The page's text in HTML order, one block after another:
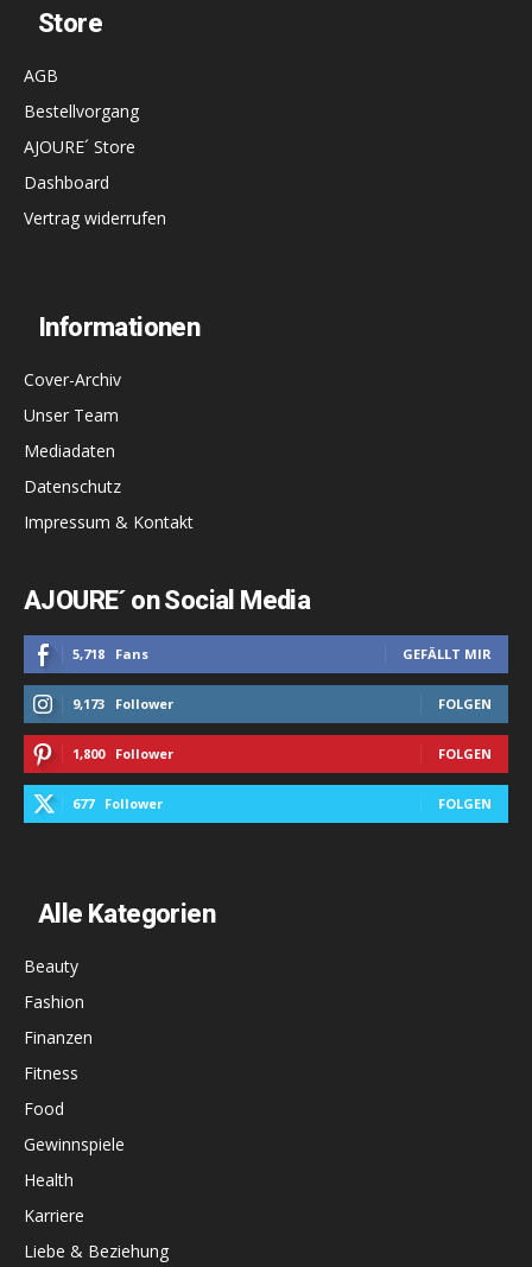
Store
AGB
Bestellvorgang
AJOURE´ Store
Dashboard
Vertrag widerrufen
Informationen
Cover-Archiv
Unser Team
Mediadaten
Datenschutz
Impressum & Kontakt
AJOURE´ on Social Media
5,718 Fans GEFÄLLT MIR
9,173 Follower FOLGEN
1,800 Follower FOLGEN
677 Follower FOLGEN
Alle Kategorien
Beauty
Fashion
Finanzen
Fitness
Food
Gewinnspiele
Health
Karriere
Liebe & Beziehung